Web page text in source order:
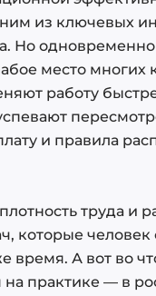
из ключевых
Но
место многих
работу
и правила
труда и
которые человек
время. А вот во
практике — в